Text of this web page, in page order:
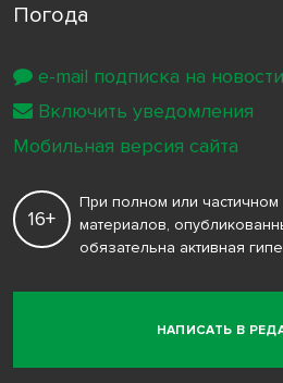
Погода
НАПИСАТЬ В
16+
При полном или
материалов,
обязательна активная
e-mail подписка на новости
Включить уведомления
Мобильная версия сайта